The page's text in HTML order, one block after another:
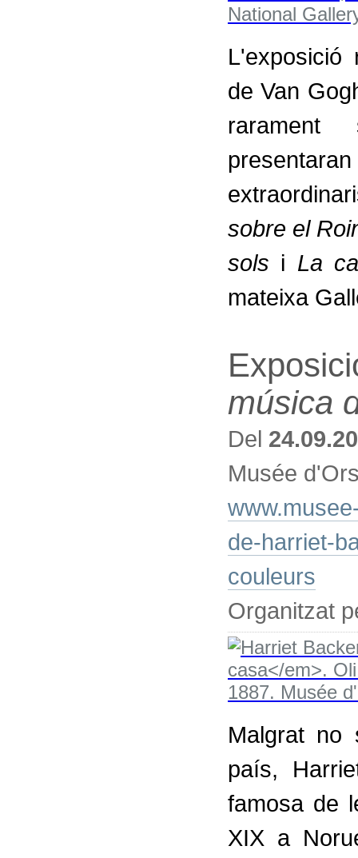
L'exposició
de Van
rarament
sobre el
sols i La
mateixa
música
Del
Musée
de-harriet-
couleurs
Organitzat
Malgrat no
país,
famosa de
XIX a